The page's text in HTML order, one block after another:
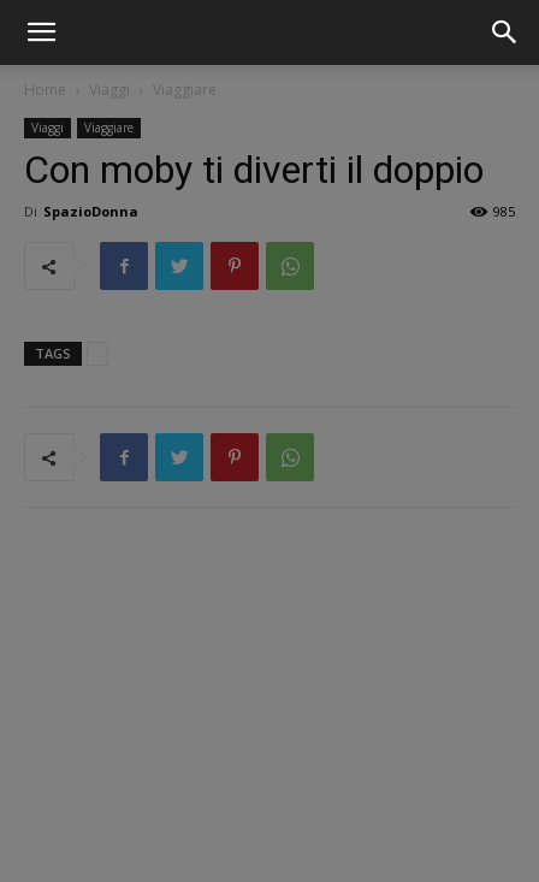
Home Viaggi Viaggiare
Viaggi Viaggiare
Con moby ti diverti il doppio
Di SpazioDonna 985
TAGS